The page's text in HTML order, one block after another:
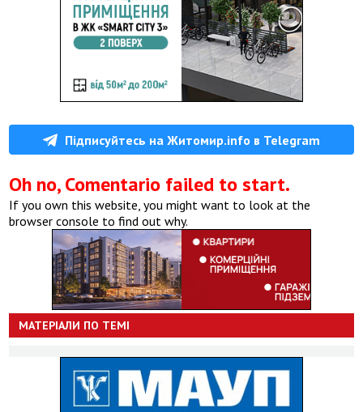
Підписуйтесь на Житомир.info в Telegram
Oh no, Comentario failed to start.
If you own this website, you might want to look at the
browser console to find out why.
МАТЕРІАЛИ ПО ТЕМІ